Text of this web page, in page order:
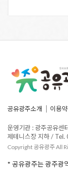
공유광주소개 이용
운영기관 : 광주공유센
제테니스장 지하 /
Copyright 공유광주 All
* 공유광주는 광주광